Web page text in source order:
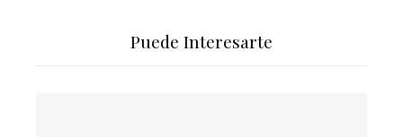
Puede Interesarte